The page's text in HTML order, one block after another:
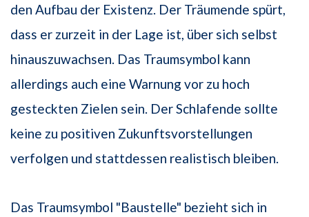
den Aufbau der Existenz. Der Träumende spürt,
dass er zurzeit in der Lage ist, über sich selbst
hinauszuwachsen. Das Traumsymbol kann
allerdings auch eine Warnung vor zu hoch
gesteckten Zielen sein. Der Schlafende sollte
keine zu positiven Zukunftsvorstellungen
verfolgen und stattdessen realistisch bleiben.
Das Traumsymbol "Baustelle" bezieht sich in